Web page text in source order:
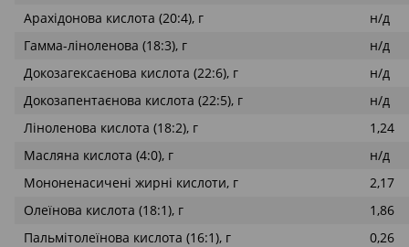
Арахідонова кислота (20:4), г
н/д
Гамма-ліноленова (18:3), г
н/д
Докозагексаєнова кислота (22:6), г
н/д
Докозапентаєнова кислота (22:5), г
н/д
Ліноленова кислота (18:2), г
1,24
Масляна кислота (4:0), г
н/д
Мононенасичені жирні кислоти, г
2,17
Олеїнова кислота (18:1), г
1,86
Пальмітолеїнова кислота (16:1), г
0,26